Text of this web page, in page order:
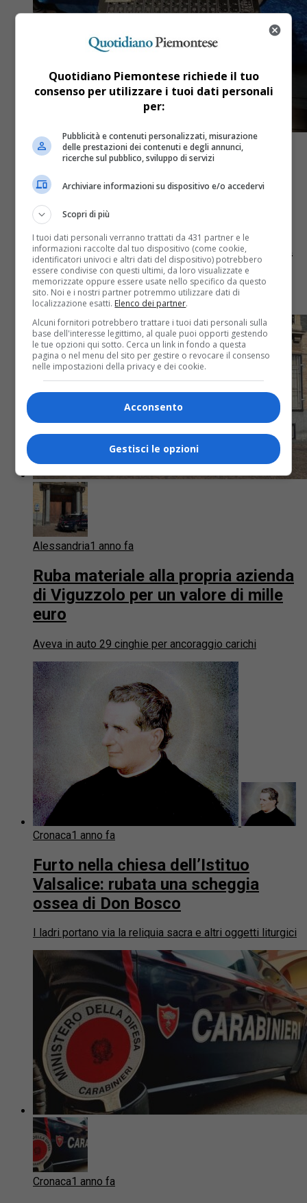
Furto all’Associazione Verde e Blu
di Torino: “Non ci arrenderemo, ma
abbiamo bisogno di voi”
Danilo Rispo lancia un appello sui social
Alessandria1 anno fa
Ruba materiale alla propria azienda
di Viguzzolo per un valore di mille
euro
Aveva in auto 29 cinghie per ancoraggio carichi
Cronaca1 anno fa
Furto nella chiesa dell’Istituo
Valsalice: rubata una scheggia
ossea di Don Bosco
I ladri portano via la reliquia sacra e altri oggetti liturgici
Cronaca1 anno fa
Quotidiano Piemontese richiede il tuo
consenso per utilizzare i tuoi dati personali
per:
Pubblicità e contenuti personalizzati, misurazione
delle prestazioni dei contenuti e degli annunci,
ricerche sul pubblico, sviluppo di servizi
Archiviare informazioni su dispositivo e/o accedervi
Scopri di più
I tuoi dati personali verranno trattati da 431 partner e le
informazioni raccolte dal tuo dispositivo (come cookie,
identificatori univoci e altri dati del dispositivo) potrebbero
essere condivise con questi ultimi, da loro visualizzate e
memorizzate oppure essere usate nello specifico da questo
sito. Noi e i nostri partner potremmo utilizzare dati di
localizzazione esatti. Elenco dei partner.
Alcuni fornitori potrebbero trattare i tuoi dati personali sulla
base dell'interesse legittimo, al quale puoi opporti gestendo
le tue opzioni qui sotto. Cerca un link in fondo a questa
pagina o nel menu del sito per gestire o revocare il consenso
nelle impostazioni della privacy e dei cookie.
Acconsento
Gestisci le opzioni